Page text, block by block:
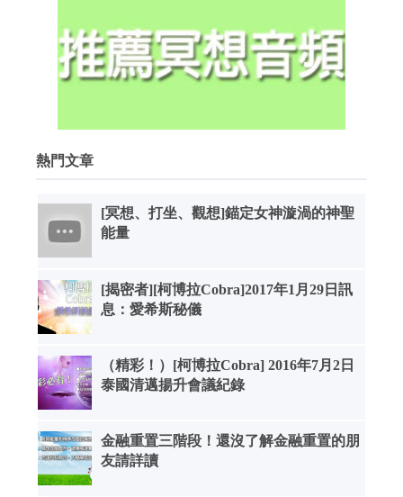
熱門文章
[冥想、打坐、觀想]錨定女神漩渦的神聖
能量
[揭密者][柯博拉Cobra]2017年1月29日訊
息：愛希斯秘儀
（精彩！）[柯博拉Cobra] 2016年7月2日
泰國清邁揚升會議紀錄
金融重置三階段！還沒了解金融重置的朋
友請詳讀